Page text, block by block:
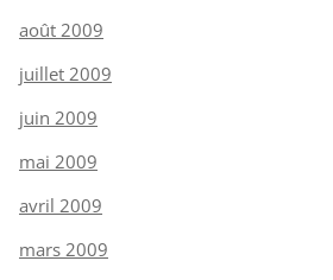
août 2009
juillet 2009
juin 2009
mai 2009
avril 2009
mars 2009